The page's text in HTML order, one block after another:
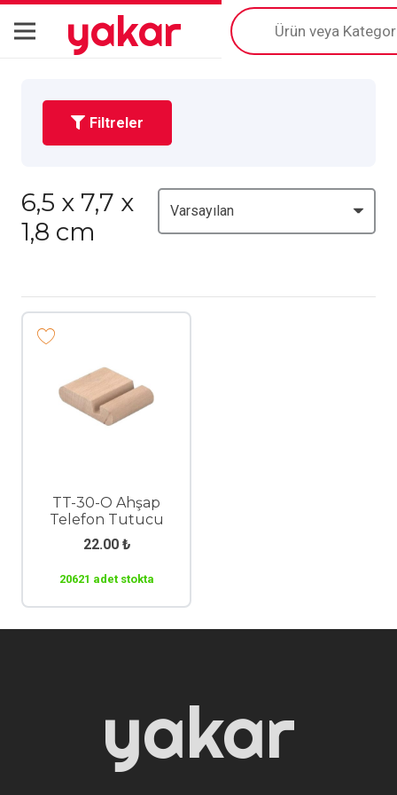
yakar
Products
search
Filtreler
6,5 x 7,7 x
1,8 cm
TT-30-O Ahşap
Telefon Tutucu
22.00 ₺
20621 adet stokta
yakar